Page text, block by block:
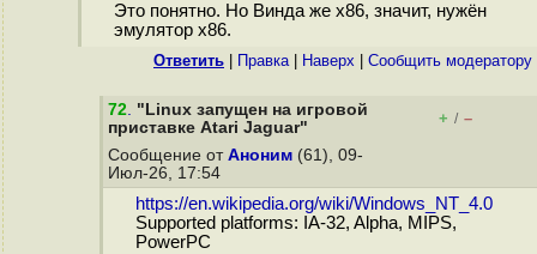
Это понятно. Но Винда же x86, значит, нужён
эмулятор x86.
Ответить Правка| Наверх Cообщить модератору
72. "Linux запущен на игровой
приставке Atari Jaguar"
+ / –
Сообщение от Аноним (61), 09-
Июл-26, 17:54
https://en.wikipedia.org/wiki/Windows_NT_4.0
Supported platforms: IA-32, Alpha, MIPS,
PowerPC